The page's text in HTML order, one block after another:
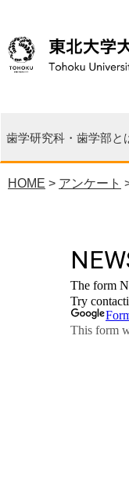
歯学研究科・歯学部と
研究科長・学部長挨拶
教育理念・目標・沿革
研究の特徴
歯学部歯学科
大学院修士課程
大学院博士課程
各講座・研究分野一覧
歯学イノベーション
環境歯学研究センター
先端再生医学研究セン
臨床疫学統計支援室
URA室
国際交流
各種広報誌
公開情報
東日本大震災 関連情
相談窓口
HOME > アンケート